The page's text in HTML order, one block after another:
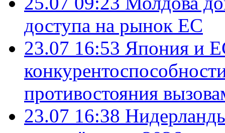
доступа на рынок ЕС
23.07 16:53 Япония и
противостояния
23.07 16:38